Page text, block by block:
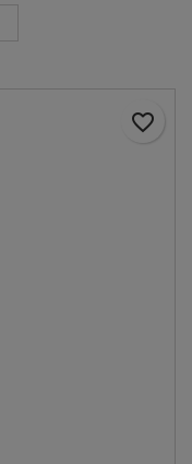
favorite_border